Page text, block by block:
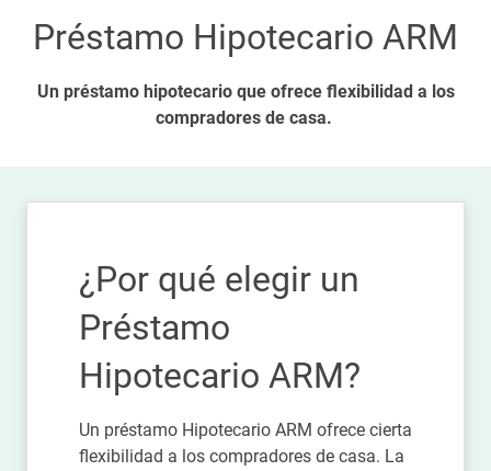
Préstamo Hipotecario ARM
Un préstamo hipotecario que ofrece flexibilidad a los
compradores de casa.
¿Por qué elegir un
Préstamo
Hipotecario ARM?
Un préstamo Hipotecario ARM ofrece cierta
flexibilidad a los compradores de casa. La